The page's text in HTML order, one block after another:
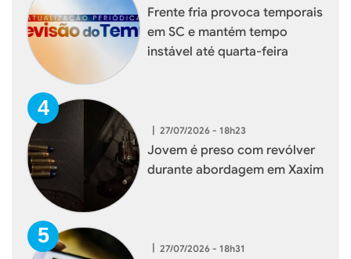
Frente fria provoca temporais
em SC e mantém tempo
instável até quarta-feira
| 27/07/2026 - 18h23
Jovem é preso com revólver
durante abordagem em Xaxim
27/07/2026 - 18h31